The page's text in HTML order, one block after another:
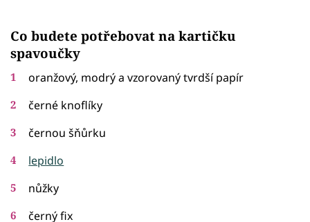
Co budete potřebovat na kartičku
spavoučky
oranžový, modrý a vzorovaný tvrdší papír
černé knoflíky
černou šňůrku
lepidlo
nůžky
černý fix